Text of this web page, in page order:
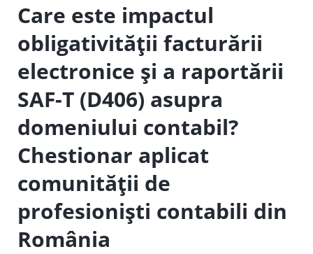
Care este impactul
obligativității facturării
electronice și a raportării
SAF-T (D406) asupra
domeniului contabil?
Chestionar aplicat
comunității de
profesioniști contabili din
România